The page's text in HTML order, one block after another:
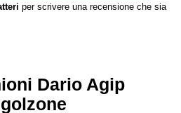
per scrivere una recensione che sia
Dario Agip